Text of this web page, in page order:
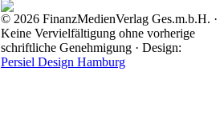
© 2026 FinanzMedienVerlag Ges.m.b.H. ·
Keine Vervielfältigung ohne vorherige
schriftliche Genehmigung · Design:
Persiel Design Hamburg